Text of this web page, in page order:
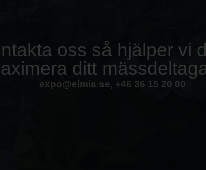
oss så hjälper vi
ditt
expo@elmia.se, +46 36 15 20 00